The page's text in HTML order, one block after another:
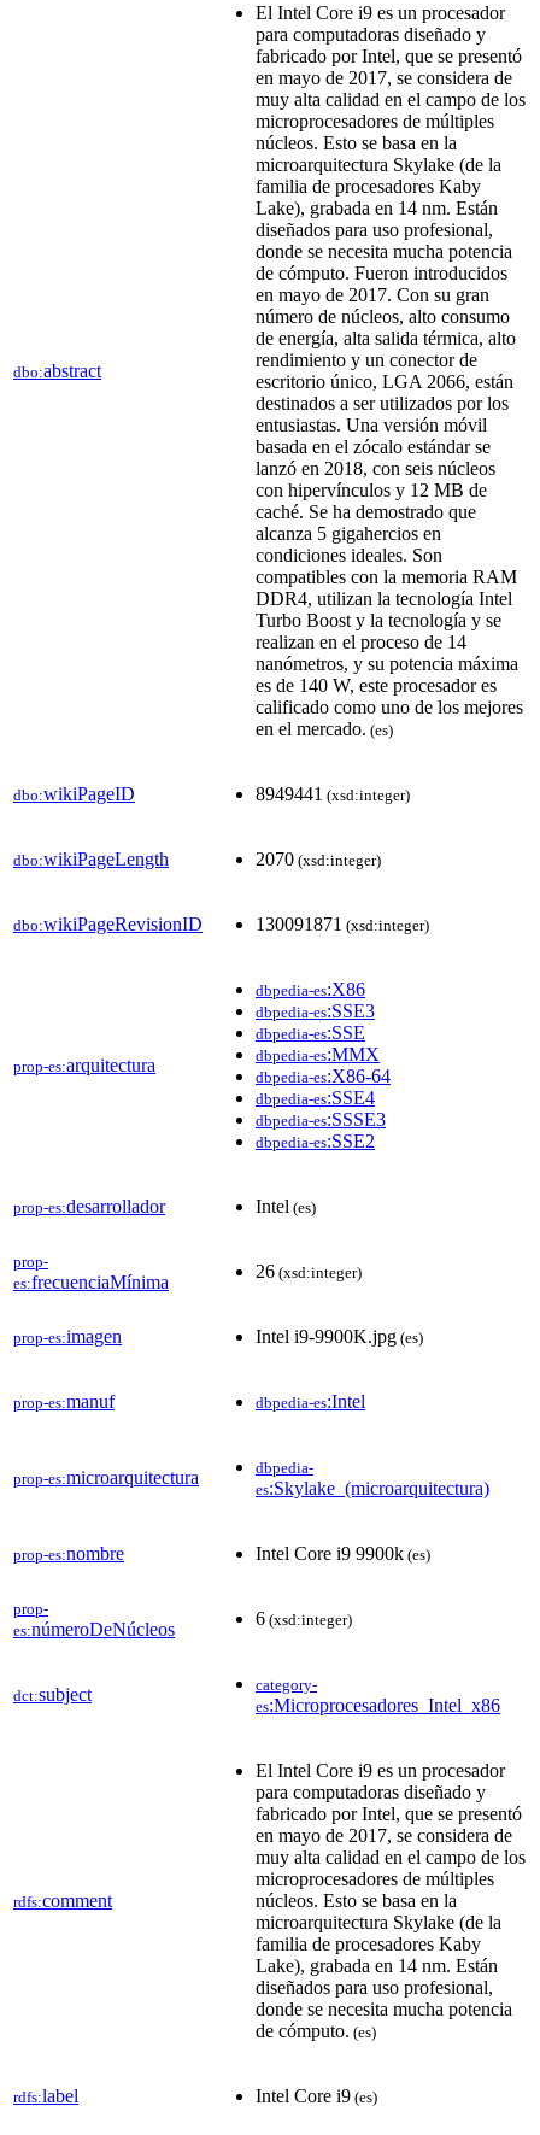
dbo:abstract
El Intel Core i9 es un procesador
para computadoras diseñado y
fabricado por Intel​, que se presentó
en mayo de 2017, se considera de
muy alta calidad en el campo de los
microprocesadores de múltiples
núcleos. Esto se basa en la
microarquitectura Skylake (de la
familia de procesadores Kaby
Lake), grabada en 14 nm. Están
diseñados para uso profesional,
donde se necesita mucha potencia
de cómputo. Fueron introducidos
en mayo de 2017. Con su gran
número de núcleos, alto consumo
de energía, alta salida térmica, alto
rendimiento y un conector de
escritorio único, LGA 2066, están
destinados a ser utilizados por los
entusiastas. Una versión móvil
basada en el zócalo estándar se
lanzó en 2018, con seis núcleos
con hipervínculos y 12 MB de
caché. Se ha demostrado que
alcanza 5 gigahercios en
condiciones ideales. Son
compatibles con la memoria RAM
DDR4, utilizan la tecnología Intel
Turbo Boost y la tecnología y se
realizan en el proceso de 14
nanómetros, y su potencia máxima
es de 140 W, este procesador es
calificado como uno de los mejores
en el mercado. (es)
dbo:wikiPageID 8949441 (xsd:integer)
dbo:wikiPageLength 2070 (xsd:integer)
dbo:wikiPageRevisionID 130091871 (xsd:integer)
prop-es:arquitectura
dbpedia-es:X86
dbpedia-es:SSE3
dbpedia-es:SSE
dbpedia-es:MMX
dbpedia-es:X86-64
dbpedia-es:SSE4
dbpedia-es:SSSE3
dbpedia-es:SSE2
prop-es:desarrollador Intel (es)
prop-
es:frecuenciaMínima
26 (xsd:integer)
prop-es:imagen Intel i9-9900K.jpg (es)
prop-es:manuf dbpedia-es:Intel
prop-es:microarquitectura
dbpedia-
es:Skylake_(microarquitectura)
prop-es:nombre Intel Core i9 9900k (es)
prop-
es:númeroDeNúcleos
6 (xsd:integer)
dct:subject
category-
es:Microprocesadores_Intel_x86
rdfs:comment
El Intel Core i9 es un procesador
para computadoras diseñado y
fabricado por Intel​, que se presentó
en mayo de 2017, se considera de
muy alta calidad en el campo de los
microprocesadores de múltiples
núcleos. Esto se basa en la
microarquitectura Skylake (de la
familia de procesadores Kaby
Lake), grabada en 14 nm. Están
diseñados para uso profesional,
donde se necesita mucha potencia
de cómputo. (es)
rdfs:label Intel Core i9 (es)